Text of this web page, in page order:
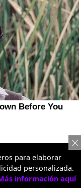
para elaborar
personalizada.
información aquí